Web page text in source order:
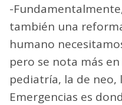
-
también una
humano
pero se nota más
pediatría, la de neo,
Emergencias es